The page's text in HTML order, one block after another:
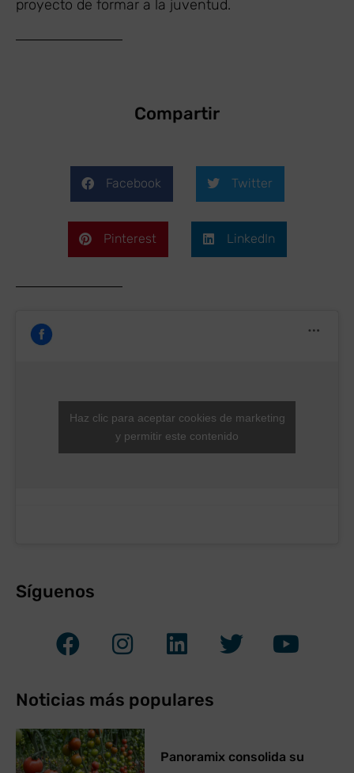
proyecto de formar a la juventud.
Compartir
Facebook Twitter
Pinterest LinkedIn
Haz clic para aceptar cookies de marketing
y permitir este contenido
Síguenos
Noticias más populares
Panoramix consolida su